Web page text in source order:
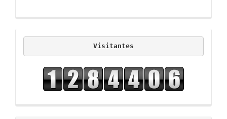
visitors Visitantes